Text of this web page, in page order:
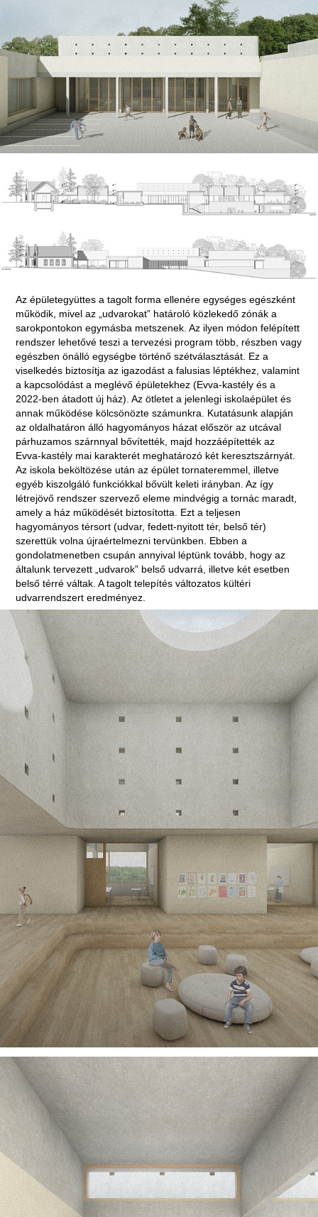
Az épületegyüttes a tagolt forma ellenére egységes egészként
működik, mivel az „udvarokat” határoló közlekedő zónák a
sarokpontokon egymásba metszenek. Az ilyen módon felépített
rendszer lehetővé teszi a tervezési program több, részben vagy
egészben önálló egységbe történő szétválasztását. Ez a
viselkedés biztosítja az igazodást a falusias léptékhez, valamint
a kapcsolódást a meglévő épületekhez (Evva-kastély és a
2022-ben átadott új ház). Az ötletet a jelenlegi iskolaépület és
annak működése kölcsönözte számunkra. Kutatásunk alapján
az oldalhatáron álló hagyományos házat először az utcával
párhuzamos szárnnyal bővítették, majd hozzáépítették az
Evva-kastély mai karakterét meghatározó két keresztszárnyát.
Az iskola beköltözése után az épület tornateremmel, illetve
egyéb kiszolgáló funkciókkal bővült keleti irányban. Az így
létrejövő rendszer szervező eleme mindvégig a tornác maradt,
amely a ház működését biztosította. Ezt a teljesen
hagyományos térsort (udvar, fedett-nyitott tér, belső tér)
szerettük volna újraértelmezni tervünkben. Ebben a
gondolatmenetben csupán annyival léptünk tovább, hogy az
általunk tervezett „udvarok” belső udvarrá, illetve két esetben
belső térré váltak. A tagolt telepítés változatos kültéri
udvarrendszert eredményez.